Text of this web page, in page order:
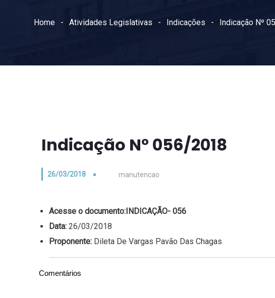
Home Atividades Legislativas Indicações Indicação Nº
Indicação Nº 056/2018
26/03/2018 manutencao
Acesse o documento: INDICAÇÃO- 056
Data: 26/03/2018
Proponente: Dileta De Vargas Pavão Das Chagas
Comentários